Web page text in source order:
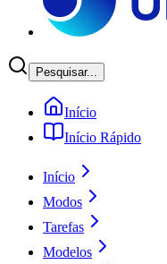
Pesquisar...
Início
Início Rápido
Início
Modos
Tarefas
Modelos